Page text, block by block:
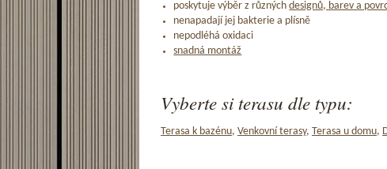
poskytuje výběr z různýchdesignů, barev a
nenapadají jej bakterie a plísně
nepodléhá oxidaci
snadná montáž
Vyberte si terasu dle typu:
Terasa k bazénu, Venkovní terasy, Terasa u domu,